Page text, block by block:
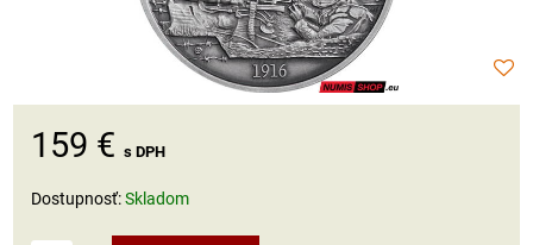
159 € s DPH
Dostupnosť:Skladom